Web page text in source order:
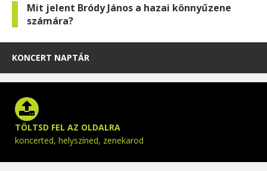
Mit jelent Bródy János a hazai könnyűzene
számára?
KONCERT NAPTÁR
TÖLTSD FEL AZ OLDALRA
koncerted, helyszíned, zenekarod